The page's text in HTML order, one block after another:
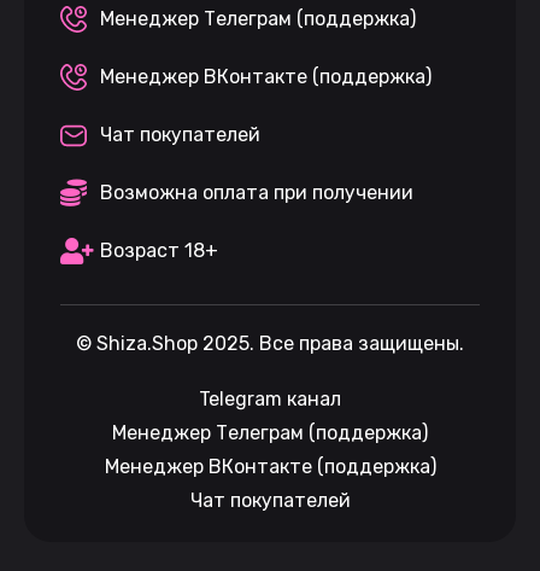
Менеджер Телеграм (поддержка)
Менеджер ВКонтакте (поддержка)
Чат покупателей
Возможна оплата при получении
Возраст 18+
© Shiza.Shop 2025. Все права защищены.
Telegram канал
Менеджер Телеграм (поддержка)
Менеджер ВКонтакте (поддержка)
Чат покупателей